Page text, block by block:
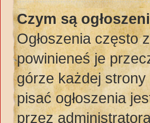
Czym są
Ogłoszenia często
powinieneś je
górze każdej
pisać ogłoszenia
przez